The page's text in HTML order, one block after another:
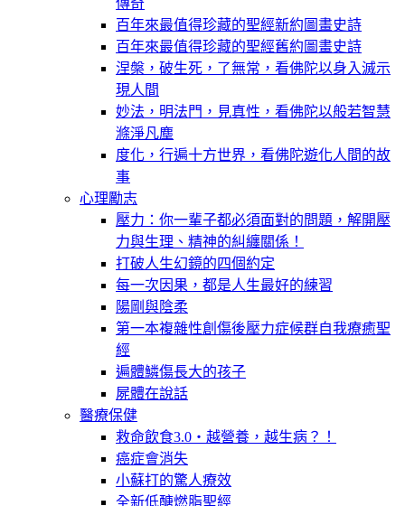
百年來最值得珍藏的聖經新約圖畫史詩
百年來最值得珍藏的聖經舊約圖畫史詩
涅槃，破生死，了無常，看佛陀以身入滅示
現人間
妙法，明法門，見真性，看佛陀以般若智慧
滌淨凡塵
度化，行遍十方世界，看佛陀遊化人間的故
事
心理勵志
壓力：你一輩子都必須面對的問題，解開壓
力與生理、精神的糾纏關係！
打破人生幻鏡的四個約定
每一次因果，都是人生最好的練習
陽剛與陰柔
第一本複雜性創傷後壓力症候群自我療癒聖
經
遍體鱗傷長大的孩子
屍體在說話
醫療保健
救命飲食3.0‧越營養，越生病？！
癌症會消失
小蘇打的驚人療效
全新低醣燃脂聖經